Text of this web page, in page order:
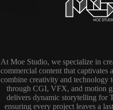
At Moe Studio, we specialize in
commercial content that captivates
combine creativity and technology
through CGI, VFX, and motion
delivers dynamic storytelling for
ensuring every project leaves a